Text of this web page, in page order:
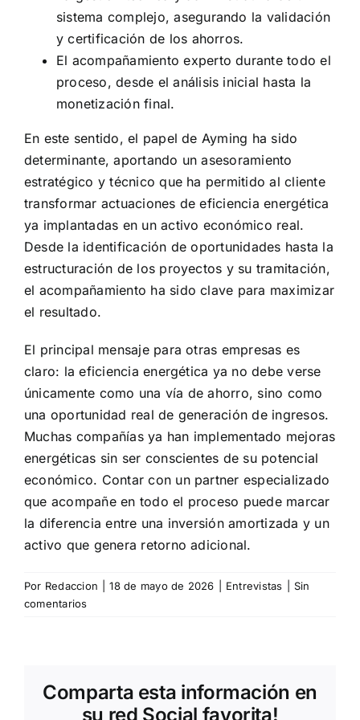
sistema complejo, asegurando la validación
y certificación de los ahorros.
El acompañamiento experto durante todo el
proceso, desde el análisis inicial hasta la
monetización final.
En este sentido, el papel de Ayming ha sido
determinante, aportando un asesoramiento
estratégico y técnico que ha permitido al cliente
transformar actuaciones de eficiencia energética
ya implantadas en un activo económico real.
Desde la identificación de oportunidades hasta la
estructuración de los proyectos y su tramitación,
el acompañamiento ha sido clave para maximizar
el resultado.
El principal mensaje para otras empresas es
claro: la eficiencia energética ya no debe verse
únicamente como una vía de ahorro, sino como
una oportunidad real de generación de ingresos.
Muchas compañías ya han implementado mejoras
energéticas sin ser conscientes de su potencial
económico. Contar con un partner especializado
que acompañe en todo el proceso puede marcar
la diferencia entre una inversión amortizada y un
activo que genera retorno adicional.
Por Redaccion 18 de mayo de 2026 Entrevistas
Sin
comentarios
Comparta esta información en
su red Social favorita!